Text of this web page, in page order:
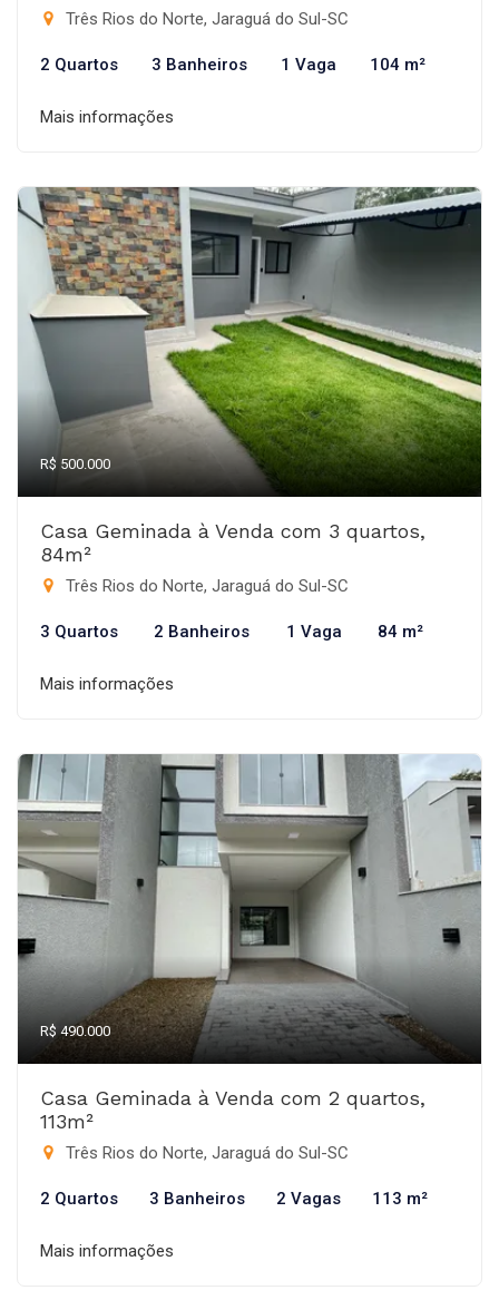
Três Rios do Norte, Jaraguá do Sul-SC
2 Quartos 3 Banheiros 1 Vaga 104 m²
Mais informações
R$ 500.000
Casa Geminada à Venda com 3 quartos,
84m²
Três Rios do Norte, Jaraguá do Sul-SC
3 Quartos 2 Banheiros 1 Vaga 84 m²
Mais informações
R$ 490.000
Casa Geminada à Venda com 2 quartos,
113m²
Três Rios do Norte, Jaraguá do Sul-SC
2 Quartos 3 Banheiros 2 Vagas 113 m²
Mais informações